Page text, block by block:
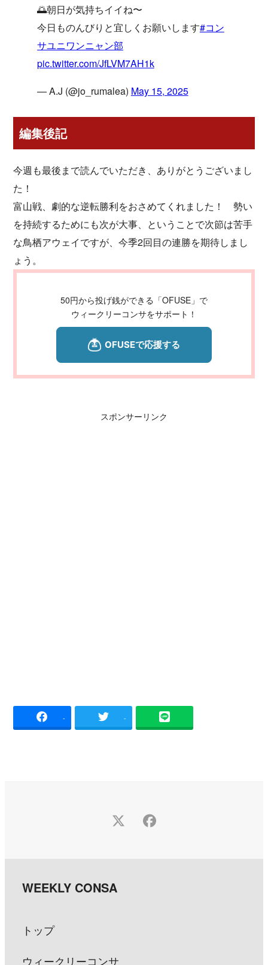
🌅朝日が気持ちイイね〜
今日ものんびりと宜しくお願いします#コン
サユニワンニャン部
pic.twitter.com/JfLVM7AH1k
— A.J (@jo_rumalea) May 15, 2025
編集後記
今週も最後まで読んでいただき、ありがとうございまし
た！
富山戦、劇的な逆転勝利をおさめてくれました！ 勢い
を持続するためにも次が大事、ということで次節は苦手
な鳥栖アウェイですが、今季2回目の連勝を期待しまし
ょう。
50円から投げ銭ができる「OFUSE」で
ウィークリーコンサをサポート！
スポンサーリンク
- -
TwitterFacebook
トップ
ウィークリーコンサ